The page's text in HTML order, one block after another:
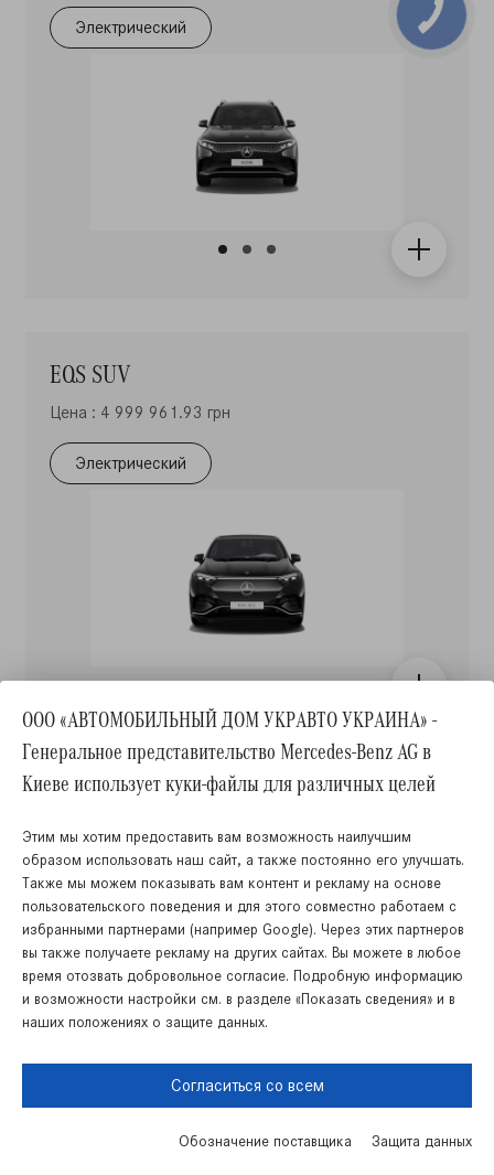
Электрический
EQS SUV
Цена : 4 999 961.93 грн
Электрический
Цена : 4 978 382.55 грн
ООО «АВТОМОБИЛЬНЫЙ ДОМ УКРАВТО УКРАИНА» -
Генеральное представительство Mercedes-Benz AG в
Киеве использует куки-файлы для различных целей
Этим мы хотим предоставить вам возможность наилучшим
образом использовать наш сайт, а также постоянно его улучшать.
Также мы можем показывать вам контент и рекламу на основе
пользовательского поведения и для этого совместно работаем с
избранными партнерами (например Google). Через этих партнеров
вы также получаете рекламу на других сайтах. Вы можете в любое
время отозвать добровольное согласие. Подробную информацию
и возможности настройки см. в разделе «Показать сведения» и в
наших положениях о защите данных.
Согласиться со всем
Обозначение поставщика Защита данных